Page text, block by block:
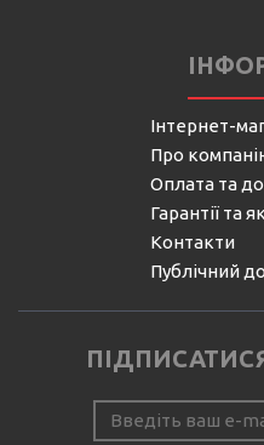
Інтернет-
Про
Оплата та
Гарантії та
Контакти
Публічний